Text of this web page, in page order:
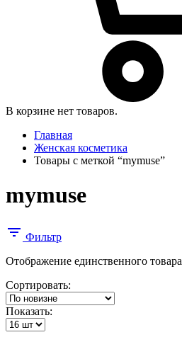
В корзине нет товаров.
Главная
Женская косметика
Товары с меткой “mymuse”
mymuse
Фильтр
Отображение единственного товара
Сортировать:
Показать: